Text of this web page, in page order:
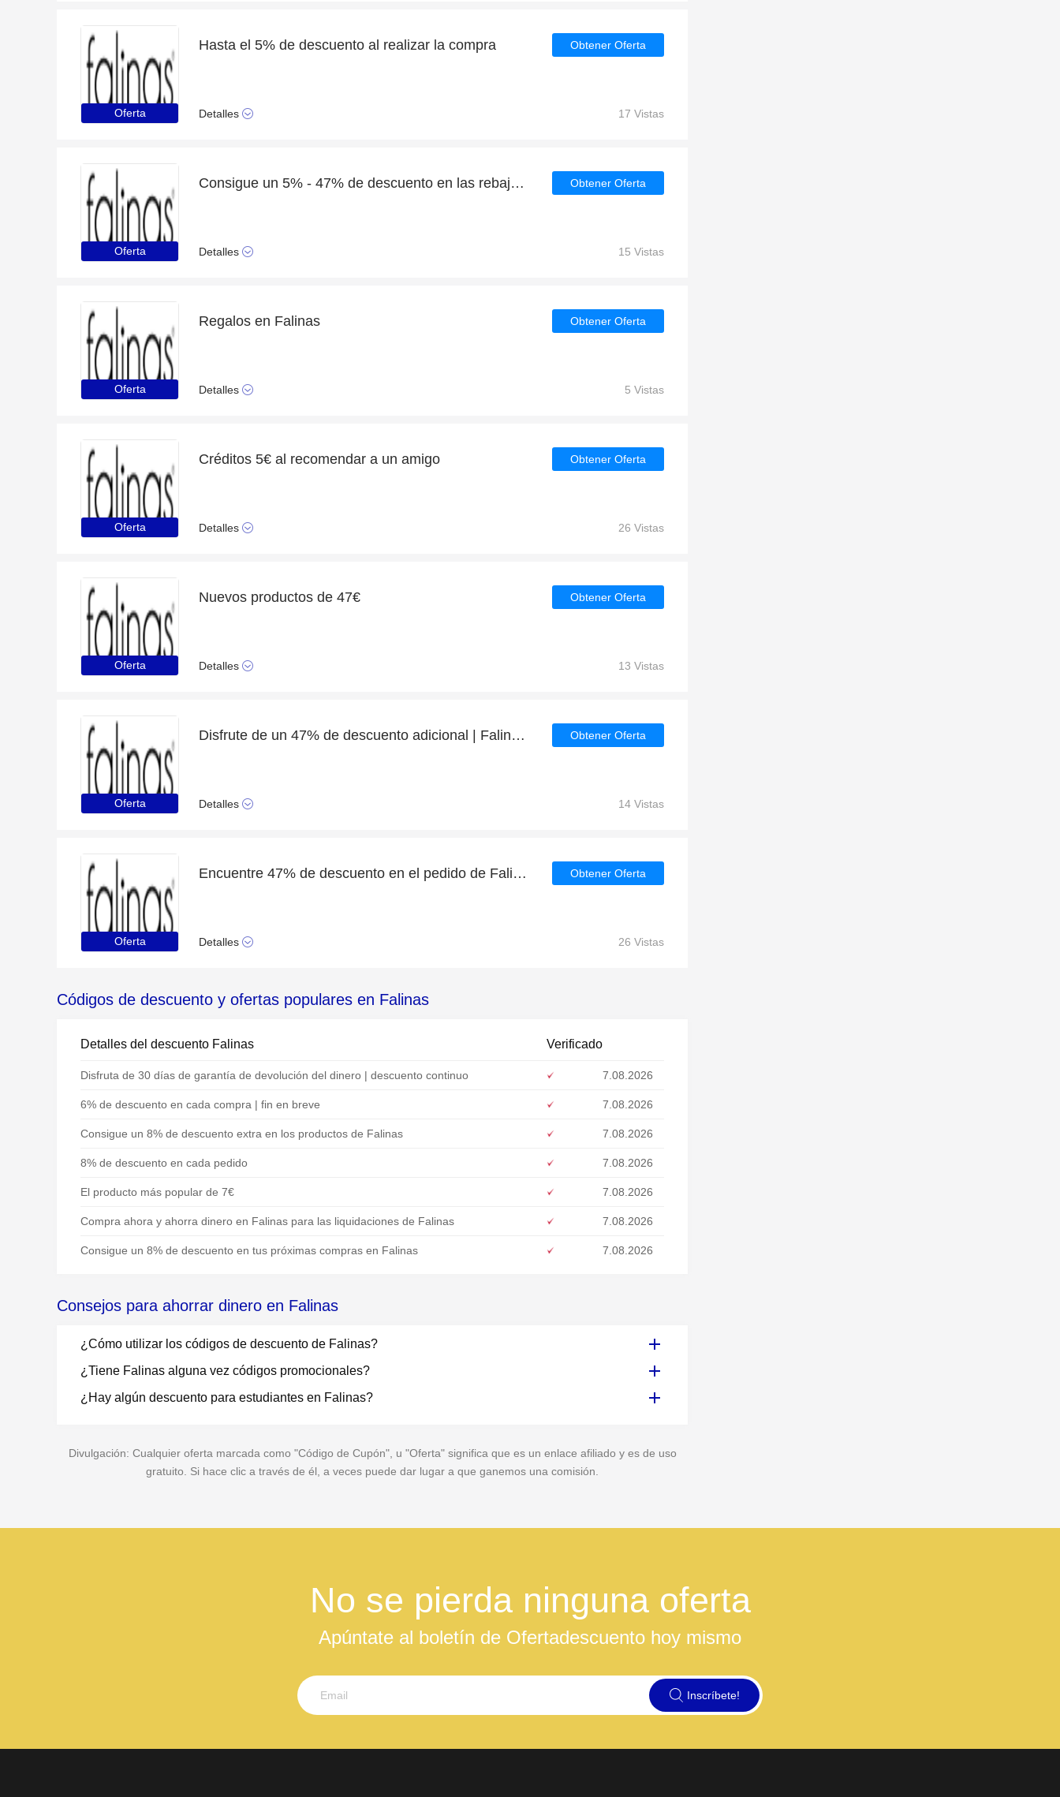
Oferta
Hasta el 5% de descuento al realizar la compra
Detalles
Obtener Oferta
17 Vistas
Oferta
Consigue un 5% - 47% de descuento en las rebajas de verano en Falinas
Detalles
Obtener Oferta
15 Vistas
Oferta
Regalos en Falinas
Detalles
Obtener Oferta
5 Vistas
Oferta
Créditos 5€ al recomendar a un amigo
Detalles
Obtener Oferta
26 Vistas
Oferta
Nuevos productos de 47€
Detalles
Obtener Oferta
13 Vistas
Oferta
Disfrute de un 47% de descuento adicional | Falinas descuento
Detalles
Obtener Oferta
14 Vistas
Oferta
Encuentre 47% de descuento en el pedido de Falinas
Detalles
Obtener Oferta
26 Vistas
Códigos de descuento y ofertas populares en Falinas
Detalles del descuento Falinas Verificado
Disfruta de 30 días de garantía de devolución del dinero | descuento continuo 7.08.2026
6% de descuento en cada compra | fin en breve 7.08.2026
Consigue un 8% de descuento extra en los productos de Falinas 7.08.2026
8% de descuento en cada pedido 7.08.2026
El producto más popular de 7€ 7.08.2026
Compra ahora y ahorra dinero en Falinas para las liquidaciones de Falinas 7.08.2026
Consigue un 8% de descuento en tus próximas compras en Falinas 7.08.2026
Consejos para ahorrar dinero en Falinas
¿Cómo utilizar los códigos de descuento de Falinas?
¿Tiene Falinas alguna vez códigos promocionales?
¿Hay algún descuento para estudiantes en Falinas?
Divulgación: Cualquier oferta marcada como "Código de Cupón", u "Oferta" significa que es un enlace afiliado y es de uso
gratuito. Si hace clic a través de él, a veces puede dar lugar a que ganemos una comisión.
No se pierda ninguna oferta
Apúntate al boletín de Ofertadescuento hoy mismo
Inscríbete!